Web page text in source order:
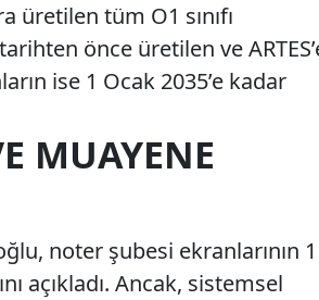
üretilen tüm O1 sınıfı
önce üretilen ve
ise 1 Ocak 2035’e kadar
MUAYENE
noter şubesi ekranlarının 1
açıkladı. Ancak, sistemsel